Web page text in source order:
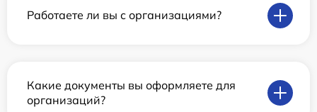
Работаете ли вы с организациями?
Какие документы вы оформляете для
организаций?